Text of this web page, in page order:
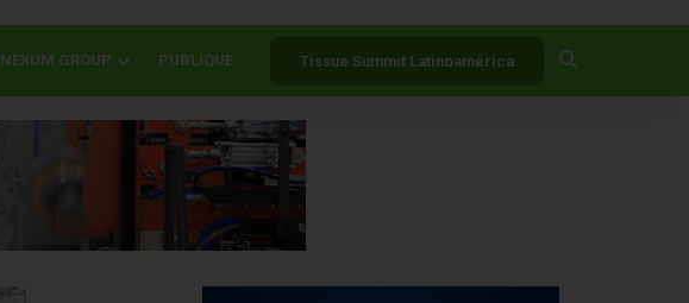
NEXUM GROUP PUBLIQUE Tissue Summit Latinoamérica